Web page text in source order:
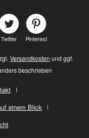
Twitter Pinterest
Versandkosten und ggf.
beschrieben
einem Blick